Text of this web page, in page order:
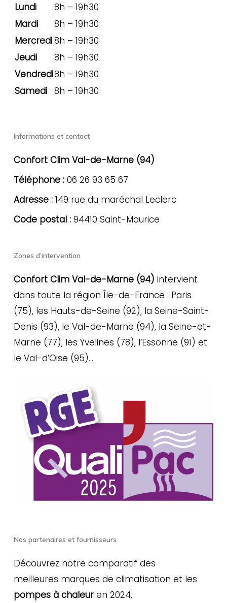
Lundi
8h – 19h30
Mardi
8h – 19h30
Mercredi8h – 19h30
Jeudi
8h – 19h30
Vendredi8h – 19h30
Samedi 8h – 19h30
Informations et contact
Confort Clim Val-de-Marne (94)
Téléphone :06 26 93 65 67
Adresse :149 rue du maréchal Leclerc
Code postal :94410 Saint-Maurice
Zones d’intervention
Confort Clim Val-de-Marne (94) intervient
dans toute la région Île-de-France : Paris
(75), les Hauts-de-Seine (92), la Seine-Saint-
Denis (93), le Val-de-Marne (94), la Seine-et-
Marne (77), les Yvelines (78), l’Essonne (91) et
le Val-d’Oise (95)…
Nos partenaires et fournisseurs
Découvrez notre comparatif des
meilleures marques de climatisation et les
pompes à chaleur en 2024.